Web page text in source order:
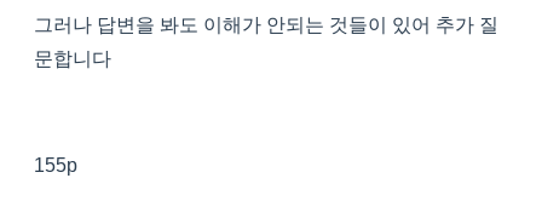
그러나 답변을 봐도 이해가 안되는 것들이 있어 추가 질
문합니다
155p